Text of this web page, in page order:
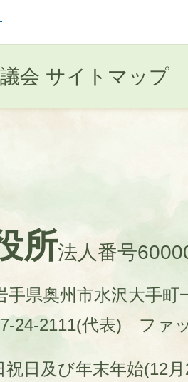
会 サイトマップ
所法人番号
県奥州市水沢大手町
24-2111(代表)
ファ
祝日及び年末年始(12